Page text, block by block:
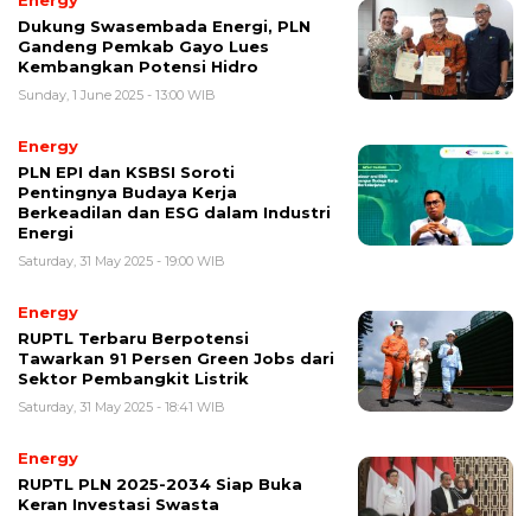
Dukung Swasembada Energi, PLN
Gandeng Pemkab Gayo Lues
Kembangkan Potensi Hidro
Sunday, 1 June 2025 - 13:00 WIB
Energy
PLN EPI dan KSBSI Soroti
Pentingnya Budaya Kerja
Berkeadilan dan ESG dalam Industri
Energi
Saturday, 31 May 2025 - 19:00 WIB
Energy
RUPTL Terbaru Berpotensi
Tawarkan 91 Persen Green Jobs dari
Sektor Pembangkit Listrik
Saturday, 31 May 2025 - 18:41 WIB
Energy
RUPTL PLN 2025-2034 Siap Buka
Keran Investasi Swasta